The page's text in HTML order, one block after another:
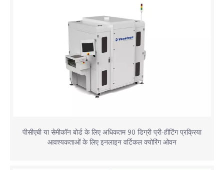
पीसीएबी या सेमीकॉन बोर्ड के लिए अधिकतम 90 डिग्री प्री-हीटिंग प्रक्रिया
आवश्यकताओं के लिए इनलाइन वर्टिकल क्योरिंग ओवन